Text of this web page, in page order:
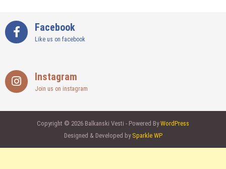
Facebook
Like us on facebook
Instagram
Join us on instagram
Copyright © 2026 Balkanski Vesti - Powered ByWordPress
Designed & Developed by Sparkle WP